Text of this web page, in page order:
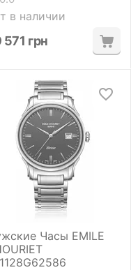
в наличии
571 грн
Часы EMILE